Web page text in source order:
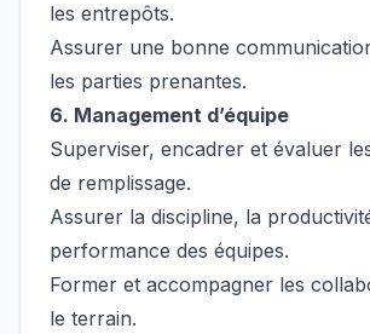
les entrepôts.
Assurer une bonne
les parties prenantes.
6. Management d’équipe
Superviser, encadrer et évaluer
de remplissage.
Assurer la discipline, la
performance des équipes.
Former et accompagner les
le terrain.